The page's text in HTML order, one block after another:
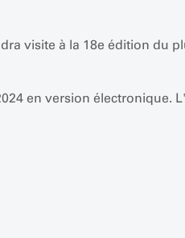
visite à la 18e édition du
en version électronique.